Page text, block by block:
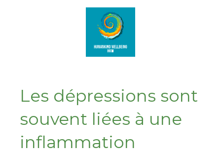
Les dépressions sont
souvent liées à une
inflammation